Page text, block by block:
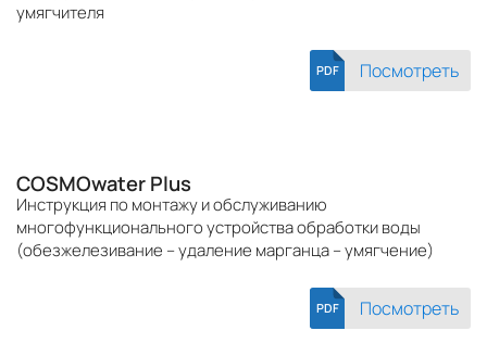
умягчителя
PDF Посмотреть
COSMOwater Plus
Инструкция по монтажу и обслуживанию
многофункционального устройства обработки воды
(обезжелезивание – удаление марганца – умягчение)
PDF Посмотреть